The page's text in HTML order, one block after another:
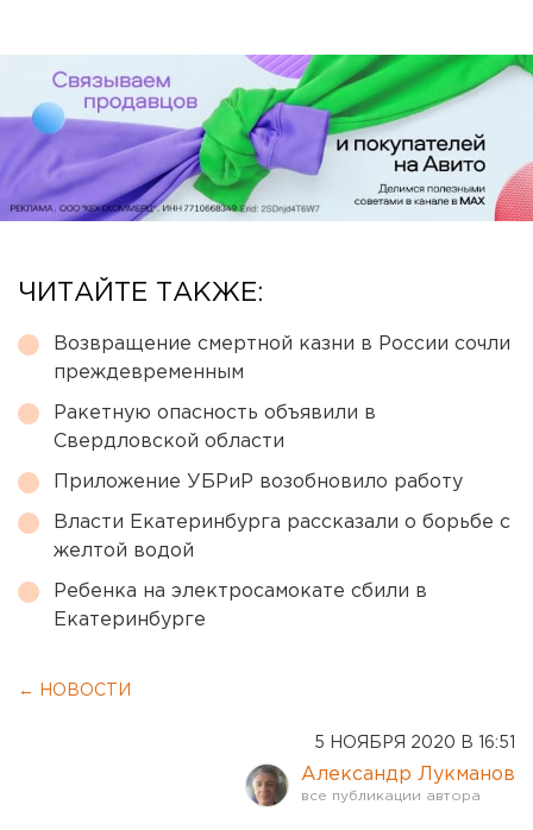
ЧИТАЙТЕ ТАКЖЕ:
Возвращение смертной казни в России сочли
преждевременным
Ракетную опасность объявили в
Свердловской области
Приложение УБРиР возобновило работу
Власти Екатеринбурга рассказали о борьбе с
желтой водой
Ребенка на электросамокате сбили в
Екатеринбурге
← НОВОСТИ
5 НОЯБРЯ 2020 В 16:51
Александр Лукманов